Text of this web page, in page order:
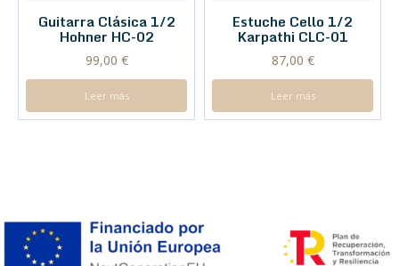
Guitarra Clásica 1/2
Hohner HC-02
99,00 €
Leer más
Estuche Cello 1/2
Karpathi CLC-01
87,00 €
Leer más